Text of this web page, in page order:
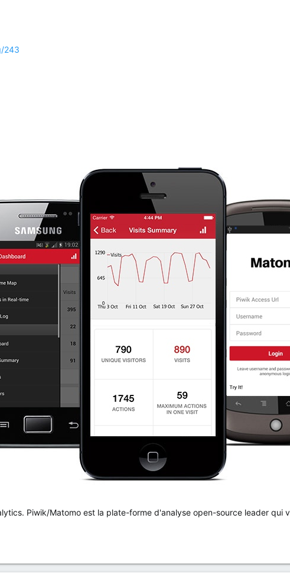
243
Piwik/Matomo est la plate-forme d'analyse open-source leader qui